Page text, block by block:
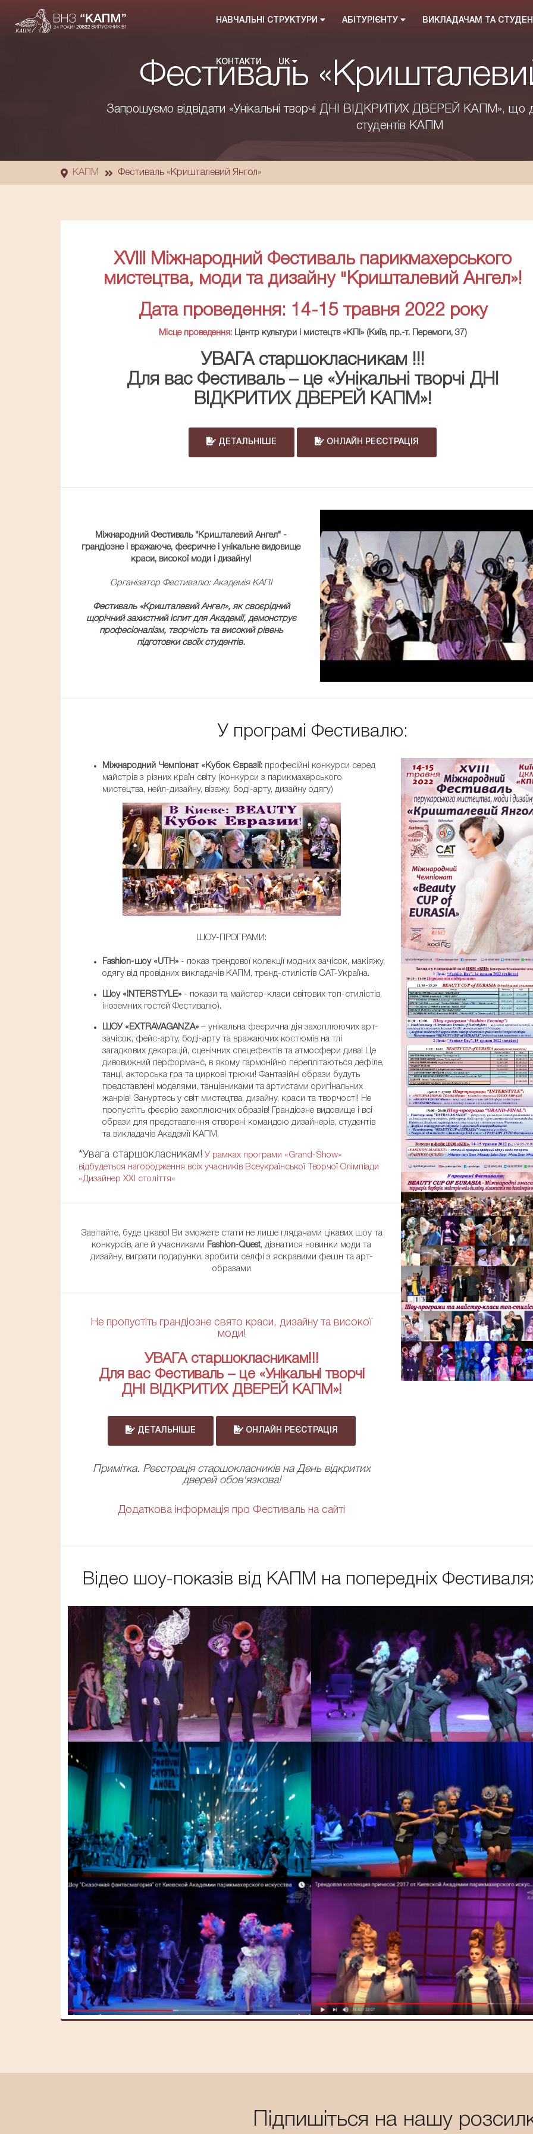
НАВЧАЛЬНІ СТРУКТУРИ АБІТУРІЄНТУ ВИКЛАДАЧАМ ТА
КОНТАКТИ UK
Фестиваль
Запрошуємо відвідати «Унікальні творчі ДНІ ВІДКРИТИХ ДВЕРЕЙ КАПМ», що
студентів КАПМ
КАПМ Фестиваль «Кришталевий Янгол»
XVIII Міжнародний Фестиваль парикмахерського
мистецтва, моди та дизайну "Кришталевий Ангел»!
Дата проведення: 14-15 травня 2022 року
Місце проведення: Центр культури і мистецтв «КПІ» (Київ, пр.-т. Перемоги, 37)
УВАГА старшокласникам !!!
Для вас Фестиваль – це «Унікальні творчі ДНІ
ВІДКРИТИХ ДВЕРЕЙ КАПМ»!
ДЕТАЛЬНІШЕ ОНЛАЙН РЕЄСТРАЦІЯ
Міжнародний Фестиваль "Кришталевий Ангел" -
грандіозне і вражаюче, феєричне і унікальне видовище
краси, високої моди і дизайну!
Організатор Фестивалю: Академія КАПІ
Фестиваль «Кришталевий Ангел», як своєрідний
щорічний захистний іспит для Академії, демонструє
професіоналізм, творчість та високий рівень
підготовки своїх студентів.
КОРОТКИЙ ВІДЕОКЛІП
ФЕСТИВАЛЮ
У програмі Фестивалю:
Міжнародний Чемпіонат «Кубок Євразії: професійні конкурси серед
майстрів з різних країн світу (конкурси з парикмахерського
мистецтва, нейл-дизайну, візажу, боді-арту, дизайну одягу)
КОРОТКИЙ КЛІП ЧЕМПІОНАТУ
ШОУ-ПРОГРАМИ:
Fashion-шоу «UTH» - показ трендової колекції модних зачісок, макіяжу,
одягу від провідних викладачів КАПМ, тренд-стилістів САТ-Україна.
Шоу «INTERSTYLE» - покази та майстер-класи світових топ-стилістів,
іноземних гостей Фестивалю).
ШОУ «EXTRAVAGANZA» – унікальна феєрична дія захоплюючих арт-
зачісок, фейс-арту, боді-арту та вражаючих костюмів на тлі
загадкових декорацій, сценічних спецефектів та атмосфери дива! Це
дивовижний перформанс, в якому гармонійно переплітаються дефіле,
танці, акторська гра та циркові трюки! Фантазійні образи будуть
представлені моделями, танцівниками та артистами оригінальних
жанрів! Зануртесь у світ мистецтва, дизайну, краси та творчості! Не
пропустіть феєрію захоплюючих образів! Грандіозне видовище і всі
образи для представлення створені командою дизайнерів, студентів
та викладачів Академії КАПМ.
*Увага старшокласникам! У рамках програми «Grand-Show»
відбудеться нагородження всіх учасників Всеукраїнської Творчої Олімпіади
«Дизайнер XXI століття»
Завітайте, буде цікаво! Ви зможете стати не лише глядачами цікавих шоу та
конкурсів, але й учасниками Fashion-Quest, дізнатися новинки моди та
дизайну, виграти подарунки, зробити селфі з яскравими фешн та арт-
образами
Не пропустіть грандіозне свято краси, дизайну та високої
моди!
УВАГА старшокласникам!!!
Для вас Фестиваль – це «Унікальні творчі
ДНІ ВІДКРИТИХ ДВЕРЕЙ КАПМ»!
ДЕТАЛЬНІШЕ ОНЛАЙН РЕЄСТРАЦІЯ
Примітка. Реєстрація старшокласників на День відкритих
дверей обов'язкова!
Додаткова інформація про Фестиваль на сайті
ВІДКРИТИ
ВІДКРИТИ
ВІДКРИТИ
Відео шоу-показів від КАПМ на попередніх
ШОУ "ГАРМОНІЯ" ВІД
КИЇВСЬКОЇ АКАДЕМІЇ
ПАРИКМАХЕРСЬКОГО
МИСТЕЦТВА (2019 Р.)
УНІКАЛЬНЕ ВИДОВИЩНЕ
ШОУ «FUTURISTIC STORY» ВІД
КИЇВСЬКОЇ АКАДЕМІЇ
ПАРИКМАХЕРСЬКОГО
МИСТЕЦТВА. ВСІ ОБРАЗИ
ВИКЛАДАЧАМИ КАПМ.
ШОУ "КАЗКОВА
ФАНТАСМАГОРІЯ" ВІД
КИЇВСЬКОЇ АКАДЕМІЇ
ПАРИКМАХЕРСЬКОГО
МИСТЕЦТВА (2017 Р.)
ТРЕНДОВА КОЛЕКЦІЯ ЗАЧІСОК
НА СЕЗОН «ВЕСНА-ЛІТО 2019»
ВІД КИЇВСЬКОЇ АКАДЕМІЇ
ПАРИКМАХЕРСЬКОГО
МИСТЕЦТВА
ШОУ-ПОКАЗ ТРЕНДОВОЇ
КОЛЕКЦІЇ ЗАЧІСОК «FASHION
STYLE». МОДНІ ТЕНДЕНЦІЇ НА
СЕЗОН «ВЕСНА-ЛІТО 2018» ВІД
КИЇВСЬКОЇ АКАДЕМІЇ
ПАРИКМАХЕРСЬКОГО
МИСТЕЦТВА
ТРЕНДОВА КОЛЕКЦІЯ ЗАЧІСОК
НА СЕЗОН «ВЕСНА-ЛІТО 2017»
ВІД КИЇВСЬКОЇ АКАДЕМІЇ
ПАРИКМАХЕРСЬКОГО
МИСТЕЦТВА
Підпишіться на нашу